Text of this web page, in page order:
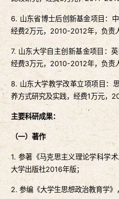
6. 山东省博士后创新基金项目：
经费2万元，2010-2012年，负责
7. 山东大学自主创新基金项目：
经费3万元，2010-2012年，负责
8. 山东大学教学改革立项项目：
养方式研究及实践，经费1万元，
主要科研成果：
（一）著作
1. 参著《马克思主义理论学科学
大学出版社2016年版；
2. 参编《大学生思想政治教育学》